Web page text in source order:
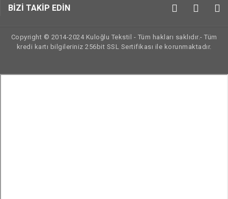
BİZİ TAKİP EDİN
Copyright © 2014-2024 Kuloğlu Tekstil - Tüm hakları saklıdır.- Tüm
kredi kartı bilgileriniz 256bit SSL Sertifikası ile korunmaktadır.